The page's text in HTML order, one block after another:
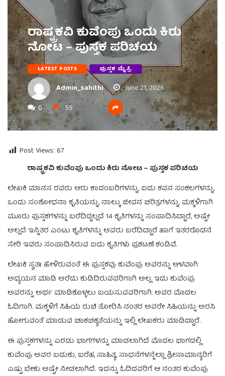
ರಾಷ್ಟ್ರಕವಿ ಕುವೆಂಪು ಒಂದು ಕಿರು
ನೋಟ – ಪುಸ್ತಕ ಪರಿಚಯ
LATEST POSTS ಪುಸ್ತಕ ಮೈತ್ರಿ
Admin_sahithi
June 21, 2026
0
59
Post Views: 67
ರಾಷ್ಟ್ರಕವಿ ಕುವೆಂಪು ಒಂದು ಕಿರು ನೋಟ – ಪುಸ್ತಕ ಪರಿಚಯ
ಲೇಖಕಿ ಮಾನಸ ರವರು ಆರು ಕಾದಂಬರಿಗಳನ್ನು, ಐದು ಕವನ ಸಂಕಲಗಳನ್ನು,
ಒಂದು ಸಂಶೋಧನಾ ಕೃತಿಯನ್ನು, ನಾಲ್ಕು ಜೀವನ ಚರಿತ್ರಗಳನ್ನು, ಮಕ್ಕಳಿಗಾಗಿ
ಮೂರು ಪುಸ್ತಕಗಳನ್ನು ಬರೆದಿದ್ದಲ್ಲದೆ 14 ಕೃತಿಗಳನ್ನು ಸಂಪಾದಿಸಿದ್ದಾರೆ, ಅಷ್ಟೇ
ಅಲ್ಲದೆ ಇನ್ನಿತರ ಎಂಟು ಕೃತಿಗಳನ್ನು ಅವರು ಬರೆದಿದ್ದಾರೆ ಹಾಗೆ ಇತರರೊಡನೆ
ಸೇರಿ ಇವರು ಸಂಪಾದಿಸಿರುವ ಐದು ಕೃತಿಗಳು ಪ್ರಕಟಣೆ ಕಂಡಿವೆ.
ಲೇಖಕಿ ಸ್ವತಃ ಹೇಳಿರುವಂತೆ ಈ ಪುಸ್ತಕವು ಕುವೆಂಪು ಅವರನ್ನು ಆಳವಾಗಿ
ಅಧ್ಯಯನ ಮಾಡಿ ಅರೆದು ಕುಡಿದಿರುವವರಿಗಾಗಿ ಅಲ್ಲ. ಇದು ಕುವೆಂಪು
ಅವರನ್ನು ಅರ್ಥ ಮಾಡಿಕೊಳ್ಳಲು ಬಯಸುವವರಿಗಾಗಿ. ಅವರ ಮೊದಲ
ಓದಿಗಾಗಿ. ಮಕ್ಕಳಿಗೆ ಸಿಹಿಯ ರುಚಿ ತೋರಿಸಿ ನಂತರ ಅವರೇ ಸಿಹಿಯನ್ನು ಅರಸಿ
ಹೋಗುವಂತೆ ಮಾಡುವ ಚಾಕಚಕ್ಯತೆಯನ್ನು ಇಲ್ಲಿ ಲೇಖಕರು ಮಾಡಿದ್ದಾರೆ.
ಈ ಪುಸ್ತಕಗಳನ್ನು ಎರಡು ಭಾಗಗಳನ್ನು ಮಾಡಲಾಗಿದೆ ಮೊದಲ ಭಾಗದಲ್ಲಿ
ಕುವೆಂಪು ಅವರ ಬದುಕು, ಬರೆಹ, ಸಾಹಿತ್ಯ, ಸಾಧನೆಗಳನ್ನೆಲ್ಲಾ ಶ್ರೀಸಾಮಾನ್ಯರಿಗೆ
ಎಷ್ಟು ಬೇಕು ಅಷ್ಟೇ ನೀಡಲಾಗಿದೆ. ಇದನ್ನು ಓದಿದವರಿಗೆ ಆ ನಂತರ ಕುವೆಂಪು